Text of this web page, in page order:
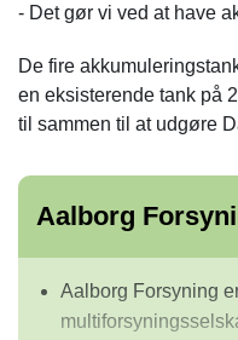
- Det gør vi ved at have
De fire
en eksisterende tank på
til sammen til at udgøre
Aalborg
Aalborg Forsyning